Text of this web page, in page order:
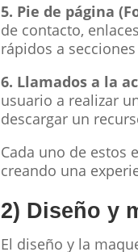
5. Pie de página
de contacto,
rápidos a
6. Llamados a la
usuario a realizar
descargar un
Cada uno de estos
creando una
2) Diseño y
El diseño y la